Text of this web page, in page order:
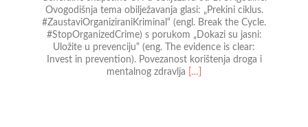
Ovogodišnja tema obilježavanja glasi: „Prekini ciklus.
#ZaustaviOrganiziraniKriminal“ (engl. Break the Cycle.
#StopOrganizedCrime) s porukom „Dokazi su jasni:
Uložite u prevenciju“ (eng. The evidence is clear:
Invest in prevention). Povezanost korištenja droga i
mentalnog zdravlja
[…]